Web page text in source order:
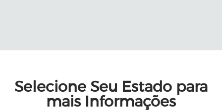
Selecione Seu Estado para
mais Informações